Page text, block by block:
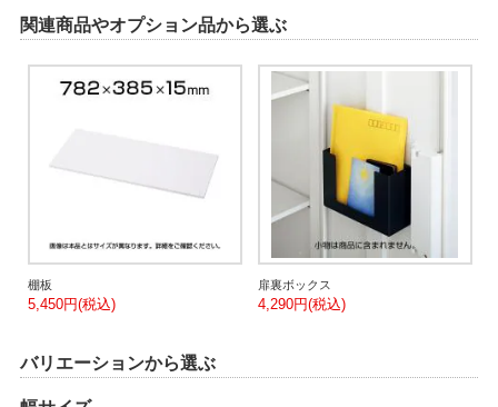
関連商品やオプション品から選ぶ
棚板
5,450円(税込)
扉裏ボックス
4,290円(税込)
バリエーションから選ぶ